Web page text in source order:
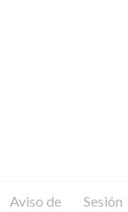
Aviso de
Sesión